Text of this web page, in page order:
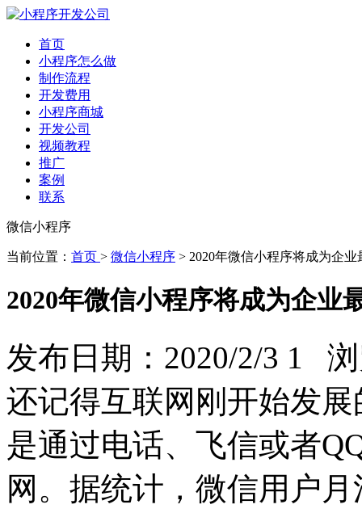
首页
小程序怎么做
制作流程
开发费用
小程序商城
开发公司
视频教程
推广
案例
联系
微信小程序
当前位置： 首页 > 微信小程序 > 2020年微信小程序将成为企
2020年微信小程序将成为企业
发布日期：2020/2/3 1
还记得互联网刚开始发
是通过电话、飞信或者
网。据统计，微信用户